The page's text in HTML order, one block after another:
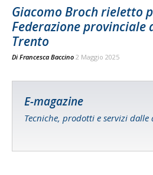
Giacomo Broch rieletto
Federazione provinciale
Trento
Di Francesca Baccino 2 Maggio 2025
E-magazine
Tecniche, prodotti e servizi dalle